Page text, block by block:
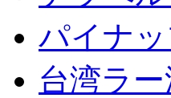
パイナ
台湾ラ